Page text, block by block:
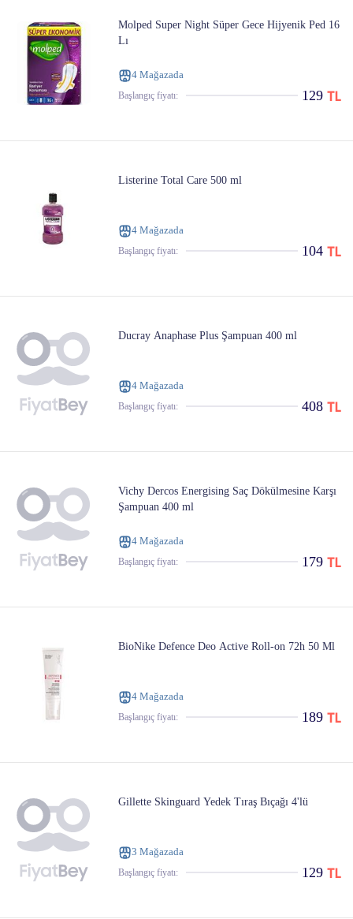
Molped Super Night Süper Gece Hijyenik Ped 16
Lı
4 Mağazada
Başlangıç ​​fiyatı: 129
Listerine Total Care 500 ml
4 Mağazada
Başlangıç ​​fiyatı: 104
Ducray Anaphase Plus Şampuan 400 ml
4 Mağazada
Başlangıç ​​fiyatı: 408
Vichy Dercos Energising Saç Dökülmesine Karşı
Şampuan 400 ml
4 Mağazada
Başlangıç ​​fiyatı: 179
BioNike Defence Deo Active Roll-on 72h 50 Ml
4 Mağazada
Başlangıç ​​fiyatı: 189
Gillette Skinguard Yedek Tıraş Bıçağı 4'lü
3 Mağazada
Başlangıç ​​fiyatı: 129